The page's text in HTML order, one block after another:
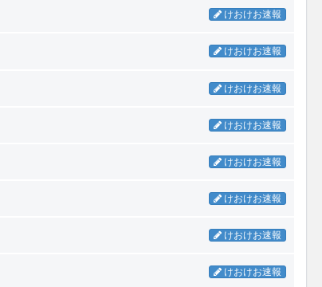
けおけお速報
けおけお速報
けおけお速報
けおけお速報
けおけお速報
けおけお速報
けおけお速報
けおけお速報